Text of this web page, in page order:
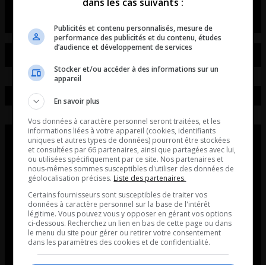
Publicités et contenu personnalisés, mesure de
performance des publicités et du contenu, études
d’audience et développement de services
Stocker et/ou accéder à des informations sur un
appareil
En savoir plus
Vos données à caractère personnel seront traitées, et les
informations liées à votre appareil (cookies, identifiants
uniques et autres types de données) pourront être stockées
et consultées par 66 partenaires, ainsi que partagées avec lui,
ou utilisées spécifiquement par ce site. Nos partenaires et
nous-mêmes sommes susceptibles d'utiliser des données de
géolocalisation précises. Liste des partenaires.
Certains fournisseurs sont susceptibles de traiter vos
données à caractère personnel sur la base de l'intérêt
légitime. Vous pouvez vous y opposer en gérant vos options
ci-dessous. Recherchez un lien en bas de cette page ou dans
le menu du site pour gérer ou retirer votre consentement
dans les paramètres des cookies et de confidentialité.